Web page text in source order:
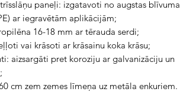
paneļi: izgatavoti no augstas blīvuma
ar iegravētām aplikācijām;
16-18 mm ar tērauda serdi;
vai krāsoti ar krāsainu koka krāsu;
aizsargāti pret koroziju ar galvanizāciju un
cm zem zemes līmeņa uz metāla enkuriem.